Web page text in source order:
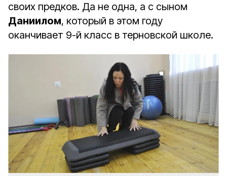
своих предков. Да не одна, а с сыном
Даниилом, который в этом году
оканчивает 9-й класс в терновской школе.